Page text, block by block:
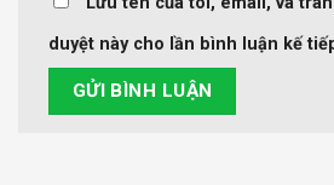
duyệt này cho lần bình luận kế